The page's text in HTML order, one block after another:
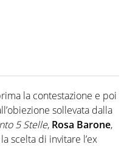
la contestazione e poi
sollevata dalla
5 Stelle, Rosa Barone,
scelta di invitare l’ex